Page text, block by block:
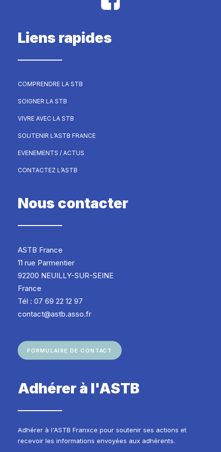
Liens rapides
COMPRENDRE LA STB
SOIGNER LA STB
VIVRE AVEC LA STB
SOUTENIR L’ASTB FRANCE
EVENEMENTS / ACTUS
CONTACTEZ L’ASTB
Nous contacter
ASTB France
11 rue Parmentier
92200 NEUILLY-SUR-SEINE
France
Tél : 07 69 22 12 97
contact@astb.asso.fr
FORMULAIRE DE CONTACT
Adhérer à l'ASTB
Adhérer à l'ASTB Franxce pour soutenir ses actions et
recevoir les informations envoyées aux adhérents.